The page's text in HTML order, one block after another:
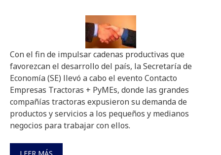
Con el fin de impulsar cadenas productivas que
favorezcan el desarrollo del país, la Secretaría de
Economía (SE) llevó a cabo el evento Contacto
Empresas Tractoras + PyMEs, donde las grandes
compañías tractoras expusieron su demanda de
productos y servicios a los pequeños y medianos
negocios para trabajar con ellos.